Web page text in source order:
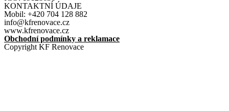
KONTAKTNÍ ÚDAJE
Mobil: +420 704 128 882
info@kfrenovace.cz
www.kfrenovace.cz
Obchodní podmínky a reklamace
Copyright KF Renovace